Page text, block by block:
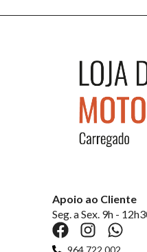
Apoio ao Cliente
Seg. a Sex. 9h -